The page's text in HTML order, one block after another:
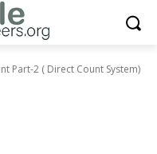
Part-2 ( Direct Count System)